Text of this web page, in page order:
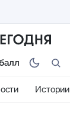
Истории